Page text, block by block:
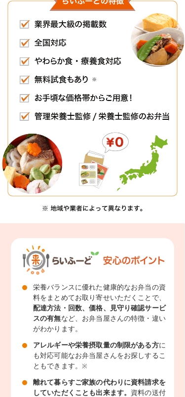
栄養バランスに優れた健康的なお弁当の資
料をまとめてお取り寄せいただくことで、
配達方法・回数、価格、見守り確認サービ
スの有無など、お弁当屋さんの特徴・違い
がわかります。
アレルギーや栄養摂取量の制限がある方に
も対応可能なお弁当屋さんをお探しするこ
ともできます。※
離れて暮らすご家族の代わりに資料請求を
していただくことも出来ます。 資料の送付